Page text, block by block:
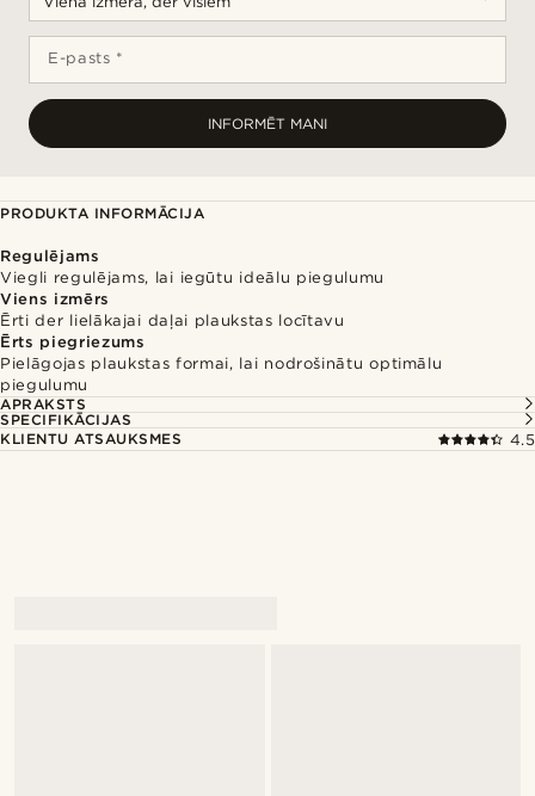
E-pasts *
INFORMĒT MANI
PRODUKTA INFORMĀCIJA
Regulējams
Viegli regulējams, lai iegūtu ideālu piegulumu
Viens izmērs
Ērti der lielākajai daļai plaukstas locītavu
Ērts piegriezums
Pielāgojas plaukstas formai, lai nodrošinātu optimālu
piegulumu
APRAKSTS
SPECIFIKĀCIJAS
KLIENTU ATSAUKSMES
4.5